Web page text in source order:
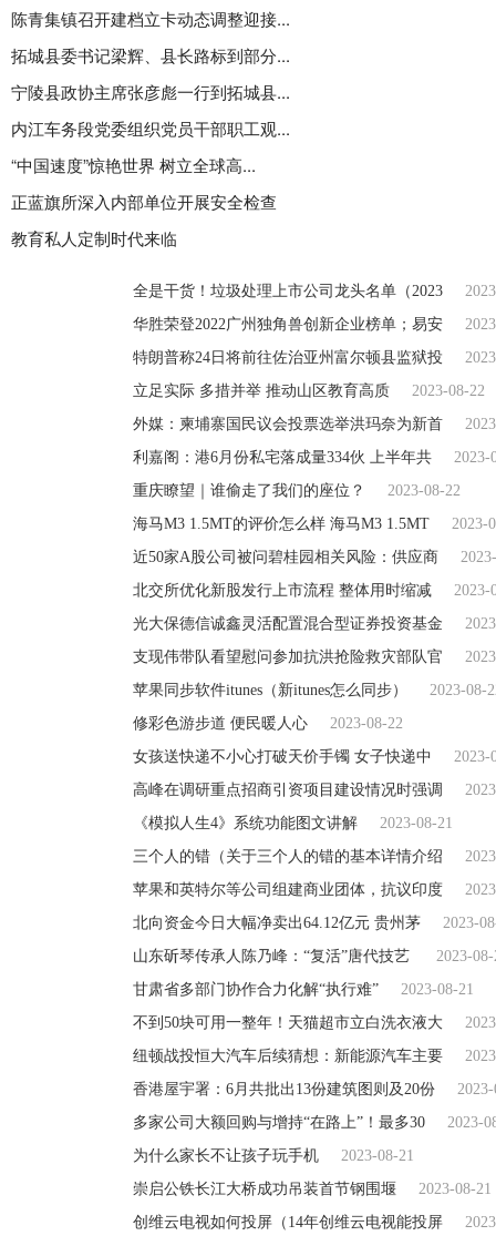
陈青集镇召开建档立卡动态调整迎接...
拓城县委书记梁辉、县长路标到部分...
宁陵县政协主席张彦彪一行到拓城县...
内江车务段党委组织党员干部职工观...
“中国速度”惊艳世界 树立全球高...
正蓝旗所深入内部单位开展安全检查
教育私人定制时代来临
全是干货！垃圾处理上市公司龙头名单（2023
华胜荣登2022广州独角兽创新企业榜单；易安
特朗普称24日将前往佐治亚州富尔顿县监狱投
立足实际 多措并举 推动山区教育高质
2023-08-22
外媒：柬埔寨国民议会投票选举洪玛奈为新首
利嘉阁：港6月份私宅落成量334伙 上半年共
2023-
重庆瞭望｜谁偷走了我们的座位？
2023-08-22
海马M3 1.5MT的评价怎么样 海马M3 1.5MT
2023-
近50家A股公司被问碧桂园相关风险：供应商
北交所优化新股发行上市流程 整体用时缩减
2023-
光大保德信诚鑫灵活配置混合型证券投资基金
支现伟带队看望慰问参加抗洪抢险救灾部队官
苹果同步软件itunes（新itunes怎么同步）
2023-08-
修彩色游步道 便民暖人心
2023-08-22
女孩送快递不小心打破天价手镯 女子快递中
2023-
高峰在调研重点招商引资项目建设情况时强调
《模拟人生4》系统功能图文讲解
2023-08-21
三个人的错（关于三个人的错的基本详情介绍
苹果和英特尔等公司组建商业团体，抗议印度
北向资金今日大幅净卖出64.12亿元 贵州茅
2023-
山东斫琴传承人陈乃峰：“复活”唐代技艺
2023-
甘肃省多部门协作合力化解“执行难”
2023-08-21
不到50块可用一整年！天猫超市立白洗衣液大
纽顿战投恒大汽车后续猜想：新能源汽车主要
香港屋宇署：6月共批出13份建筑图则及20份
多家公司大额回购与增持“在路上”！最多30
2023-
为什么家长不让孩子玩手机
2023-08-21
崇启公铁长江大桥成功吊装首节钢围堰
2023-08-21
创维云电视如何投屏（14年创维云电视能投屏